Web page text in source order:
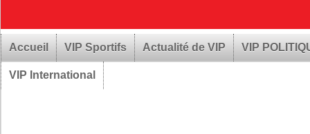
Accueil VIP Sportifs Actualité de VIP VIP
VIP International